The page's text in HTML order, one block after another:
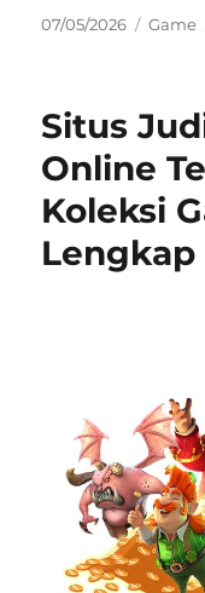
Posted
07/05/2026 Game
Situs
Online
Koleksi
Lengkap